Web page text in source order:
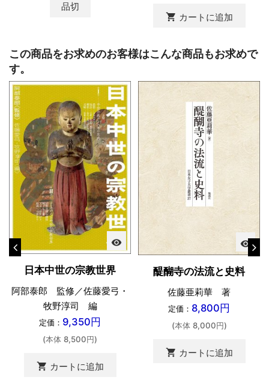
品切
shopping_cart カートに追加
この商品をお求めのお客様はこんな商品もお求めで
す。
visibility
日本中世の宗教世界
阿部泰郎 監修／佐藤愛弓・
牧野淳司 編
定価： 9,350円
(本体 8,500円)
shopping_cart カートに追加
visibility
醍醐寺の法流と史料
佐藤亜莉華 著
定価： 8,800円
(本体 8,000円)
shopping_cart カートに追加